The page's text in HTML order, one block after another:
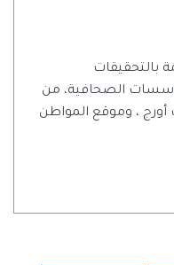
بالتحقيقات
الصحافية، من
أورج ، وموقع المواطن